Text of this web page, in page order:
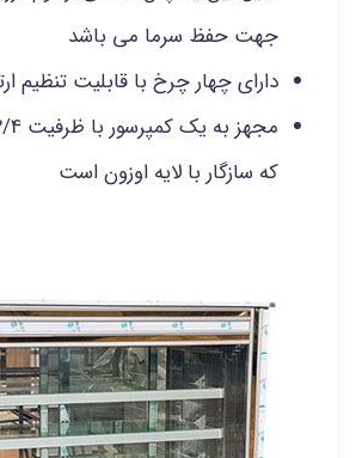
جهت حفظ سرما می باشد
دارای چهار چرخ با قابلیت تنظیم
که سازگار با لایه اوزون است